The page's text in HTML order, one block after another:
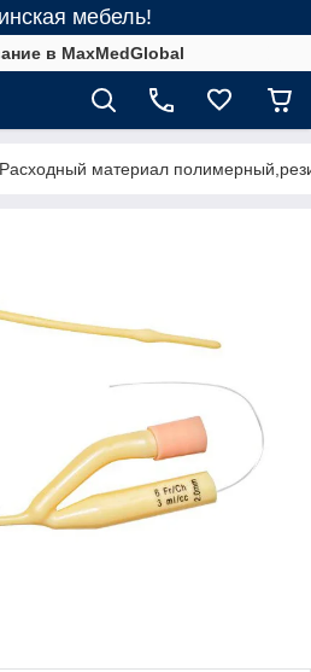
мебель!
в MaxMedGlobal
Расходный материал